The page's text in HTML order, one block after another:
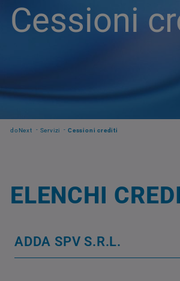
Cessioni
doNext Servizi Cessioni crediti
ELENCHI
ADDA SPV S.R.L.